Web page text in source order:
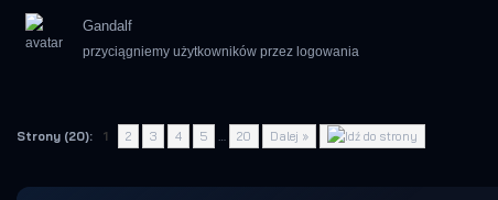
Gandalf
przyciągniemy użytkowników przez logowania
Strony (20): 1 2 3 4 5 … 20 Dalej »